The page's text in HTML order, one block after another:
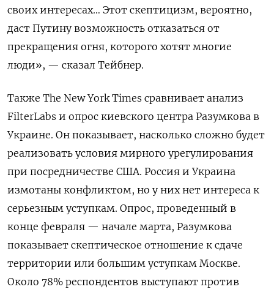
своих интересах… Этот скептицизм, вероятно,
даст Путину возможность отказаться от
прекращения огня, которого хотят многие
люди», — сказал Тейбнер.
Также The New York Times сравнивает анализ
FilterLabs и опрос киевского центра Разумкова в
Украине. Он показывает, насколько сложно будет
реализовать условия мирного урегулирования
при посредничестве США. Россия и Украина
измотаны конфликтом, но у них нет интереса к
серьезным уступкам. Опрос, проведенный в
конце февраля — начале марта, Разумкова
показывает скептическое отношение к сдаче
территории или большим уступкам Москве.
Около 78% респондентов выступают против